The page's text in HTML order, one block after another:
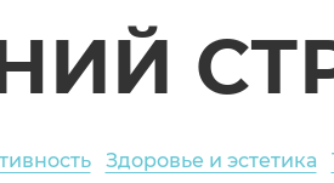
Здоровье и эстетика